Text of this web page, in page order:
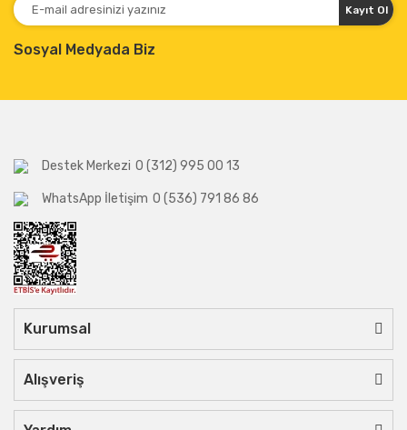
Kayıt Ol
Sosyal Medyada Biz
Destek Merkezi 0 (312) 995 00 13
WhatsApp İletişim 0 (536) 791 86 86
Kurumsal
Alışveriş